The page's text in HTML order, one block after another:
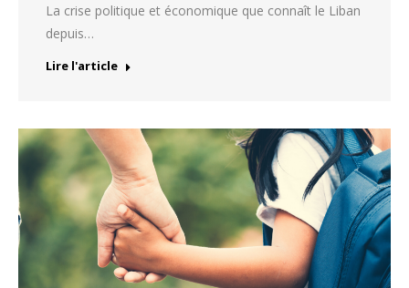
La crise politique et économique que connaît le Liban
depuis…
Lire l'article